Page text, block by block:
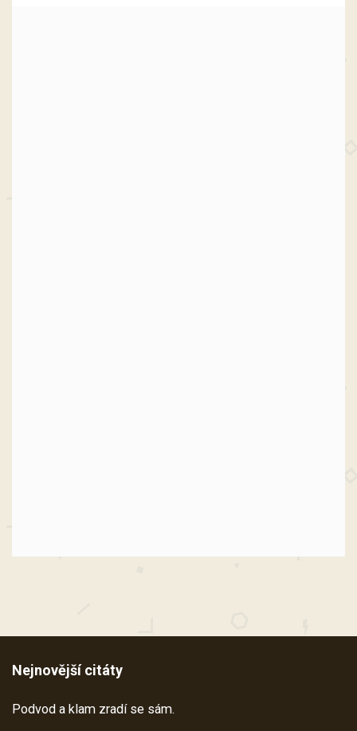
Nejnovější citáty
Podvod a klam zradí se sám.